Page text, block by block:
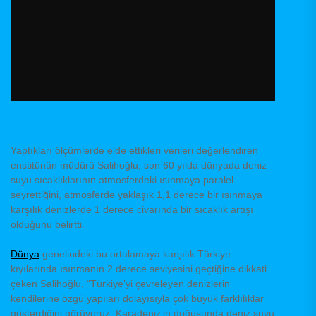
Yaptıkları ölçümlerde elde ettikleri verileri değerlendiren
enstitünün müdürü Salihoğlu, son 60 yılda dünyada deniz
suyu sıcaklıklarının atmosferdeki ısınmaya paralel
seyrettiğini, atmosferde yaklaşık 1,1 derece bir ısınmaya
karşılık denizlerde 1 derece civarında bir sıcaklık artışı
olduğunu belirtti.
Dünya genelindeki bu ortalamaya karşılık Türkiye
kıyılarında ısınmanın 2 derece seviyesini geçtiğine dikkati
çeken Salihoğlu, “Türkiye’yi çevreleyen denizlerin
kendilerine özgü yapıları dolayısıyla çok büyük farklılıklar
gösterdiğini görüyoruz. Karadeniz’in doğusunda deniz suyu